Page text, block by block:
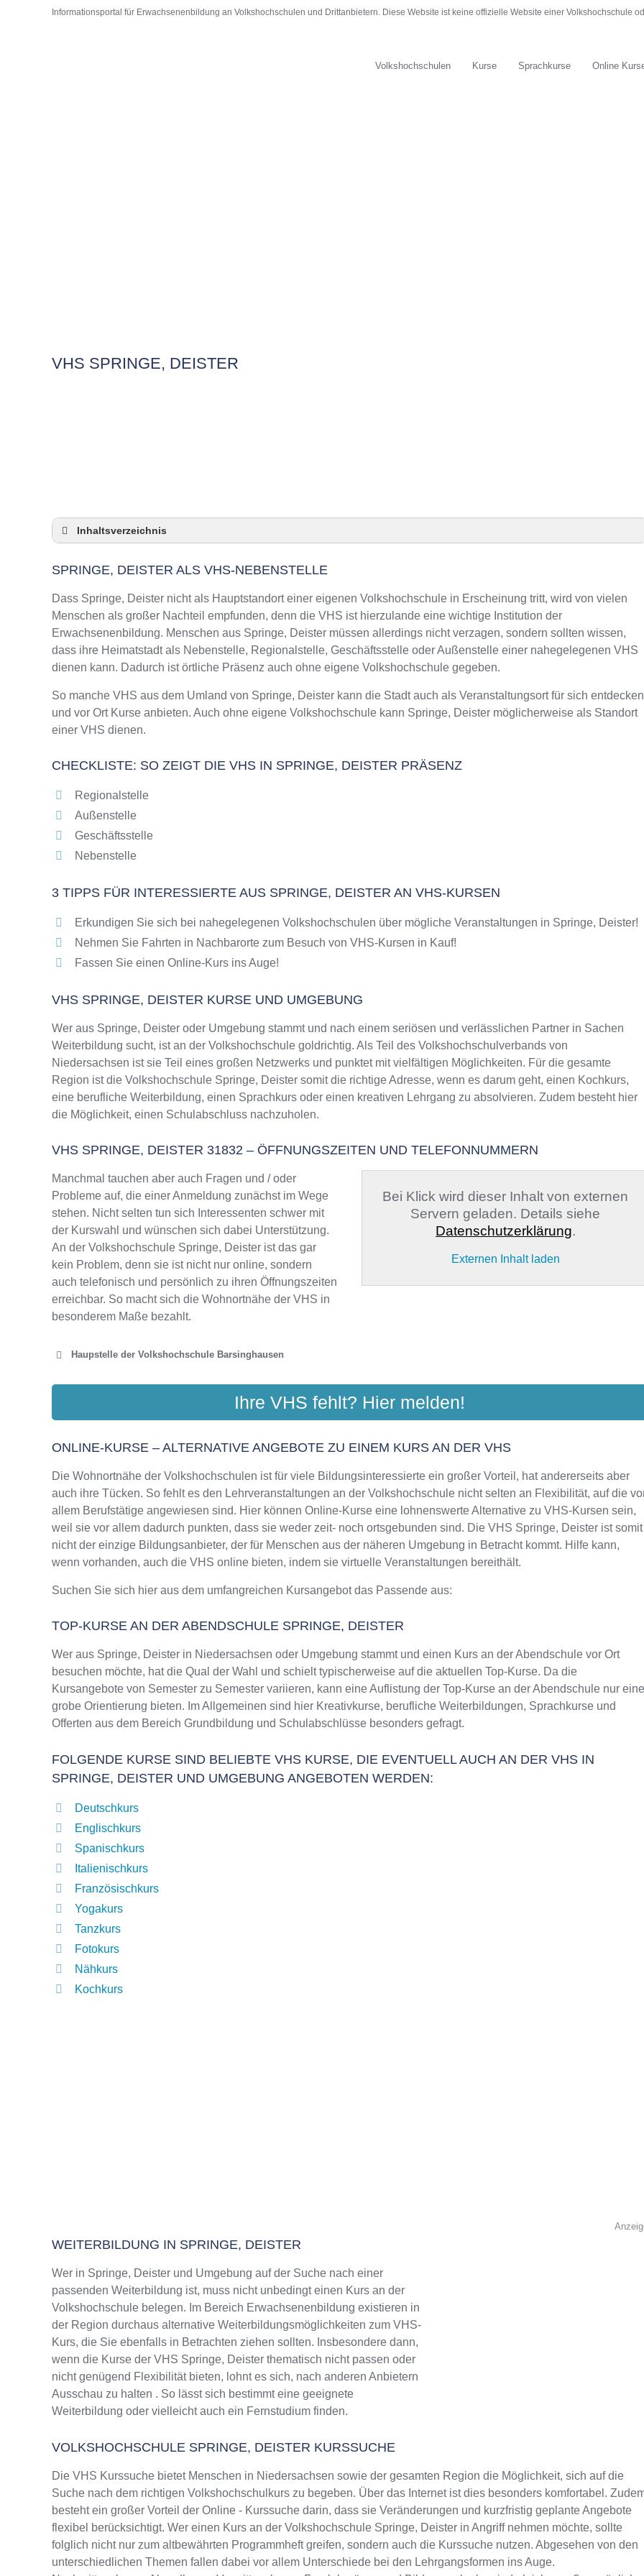
Informationsportal für Erwachsenenbildung an Volkshochschulen und Drittanbietern. Diese Website ist keine offizielle Website einer Volkshochschule
Volkshochschulen Kurse Sprachkurse Online
VHS SPRINGE, DEISTER
Inhaltsverzeichnis
Checkliste: So zeigt die VHS in Springe, Deister Präsenz
3 Tipps für Interessierte aus Springe, Deister an VHS-Kursen
VHS Springe, Deister Kurse und Umgebung
VHS Springe, Deister – Öffnungszeiten und Telefonnummer
Online-Kurse – Alternative Angebote zu einem Kurs an der VHS
Top-Kurse an der Abendschule Springe, Deister
Weiterbildung in Springe, Deister
VHS Springe, Deister Programm 2025 / 2026
SPRINGE, DEISTER ALS VHS-NEBENSTELLE
Dass Springe, Deister nicht als Hauptstandort einer eigenen Volkshochschule in Erscheinung tritt, wird von vielen
Menschen als großer Nachteil empfunden, denn die VHS ist hierzulande eine wichtige Institution der
Erwachsenenbildung. Menschen aus Springe, Deister müssen allerdings nicht verzagen, sondern sollten wissen,
dass ihre Heimatstadt als Nebenstelle, Regionalstelle, Geschäftsstelle oder Außenstelle einer nahegelegenen VHS
dienen kann. Dadurch ist örtliche Präsenz auch ohne eigene Volkshochschule gegeben.
So manche VHS aus dem Umland von Springe, Deister kann die Stadt auch als Veranstaltungsort für sich entdecken
und vor Ort Kurse anbieten. Auch ohne eigene Volkshochschule kann Springe, Deister möglicherweise als Standort
einer VHS dienen.
CHECKLISTE: SO ZEIGT DIE VHS IN SPRINGE, DEISTER PRÄSENZ
Regionalstelle
Außenstelle
Geschäftsstelle
Nebenstelle
3 TIPPS FÜR INTERESSIERTE AUS SPRINGE, DEISTER AN VHS-KURSEN
Erkundigen Sie sich bei nahegelegenen Volkshochschulen über mögliche Veranstaltungen in Springe, Deister!
Nehmen Sie Fahrten in Nachbarorte zum Besuch von VHS-Kursen in Kauf!
Fassen Sie einen Online-Kurs ins Auge!
VHS SPRINGE, DEISTER KURSE UND UMGEBUNG
Wer aus Springe, Deister oder Umgebung stammt und nach einem seriösen und verlässlichen Partner in Sachen
Weiterbildung sucht, ist an der Volkshochschule goldrichtig. Als Teil des Volkshochschulverbands von
Niedersachsen ist sie Teil eines großen Netzwerks und punktet mit vielfältigen Möglichkeiten. Für die gesamte
Region ist die Volkshochschule Springe, Deister somit die richtige Adresse, wenn es darum geht, einen Kochkurs,
eine berufliche Weiterbildung, einen Sprachkurs oder einen kreativen Lehrgang zu absolvieren. Zudem besteht hier
die Möglichkeit, einen Schulabschluss nachzuholen.
VHS SPRINGE, DEISTER 31832 – ÖFFNUNGSZEITEN UND TELEFONNUMMERN
Manchmal tauchen aber auch Fragen und / oder
Probleme auf, die einer Anmeldung zunächst im Wege
stehen. Nicht selten tun sich Interessenten schwer mit
der Kurswahl und wünschen sich dabei Unterstützung.
An der Volkshochschule Springe, Deister ist das gar
kein Problem, denn sie ist nicht nur online, sondern
auch telefonisch und persönlich zu ihren Öffnungszeiten
erreichbar. So macht sich die Wohnortnähe der VHS in
besonderem Maße bezahlt.
Bei Klick wird dieser Inhalt von externen
Servern geladen. Details siehe
Datenschutzerklärung.
Externen Inhalt laden
Haupstelle der Volkshochschule Barsinghausen
VHS CALENBERGER LAND
Ihre VHS fehlt? Hier melden!
ONLINE-KURSE – ALTERNATIVE ANGEBOTE ZU EINEM KURS AN DER VHS
Die Wohnortnähe der Volkshochschulen ist für viele Bildungsinteressierte ein großer Vorteil, hat andererseits aber
auch ihre Tücken. So fehlt es den Lehrveranstaltungen an der Volkshochschule nicht selten an Flexibilität, auf die
allem Berufstätige angewiesen sind. Hier können Online-Kurse eine lohnenswerte Alternative zu VHS-Kursen sein,
weil sie vor allem dadurch punkten, dass sie weder zeit- noch ortsgebunden sind. Die VHS Springe, Deister ist somit
nicht der einzige Bildungsanbieter, der für Menschen aus der näheren Umgebung in Betracht kommt. Hilfe kann,
wenn vorhanden, auch die VHS online bieten, indem sie virtuelle Veranstaltungen bereithält.
Suchen Sie sich hier aus dem umfangreichen Kursangebot das Passende aus:
TOP-KURSE AN DER ABENDSCHULE SPRINGE, DEISTER
Wer aus Springe, Deister in Niedersachsen oder Umgebung stammt und einen Kurs an der Abendschule vor Ort
besuchen möchte, hat die Qual der Wahl und schielt typischerweise auf die aktuellen Top-Kurse. Da die
Kursangebote von Semester zu Semester variieren, kann eine Auflistung der Top-Kurse an der Abendschule nur eine
grobe Orientierung bieten. Im Allgemeinen sind hier Kreativkurse, berufliche Weiterbildungen, Sprachkurse und
Offerten aus dem Bereich Grundbildung und Schulabschlüsse besonders gefragt.
FOLGENDE KURSE SIND BELIEBTE VHS KURSE, DIE EVENTUELL AUCH AN DER VHS IN
SPRINGE, DEISTER UND UMGEBUNG ANGEBOTEN WERDEN:
Deutschkurs
Englischkurs
Spanischkurs
Italienischkurs
Französischkurs
Yogakurs
Tanzkurs
Fotokurs
Nähkurs
Kochkurs
WEITERBILDUNG IN SPRINGE, DEISTER
Wer in Springe, Deister und Umgebung auf der Suche nach einer
passenden Weiterbildung ist, muss nicht unbedingt einen Kurs an der
Volkshochschule belegen. Im Bereich Erwachsenenbildung existieren in
der Region durchaus alternative Weiterbildungsmöglichkeiten zum VHS-
Kurs, die Sie ebenfalls in Betrachten ziehen sollten. Insbesondere dann,
wenn die Kurse der VHS Springe, Deister thematisch nicht passen oder
nicht genügend Flexibilität bieten, lohnt es sich, nach anderen Anbietern
Ausschau zu halten . So lässt sich bestimmt eine geeignete
Weiterbildung oder vielleicht auch ein Fernstudium finden.
VOLKSHOCHSCHULE SPRINGE, DEISTER KURSSUCHE
Die VHS Kurssuche bietet Menschen in Niedersachsen sowie der gesamten Region die Möglichkeit, sich auf die
Suche nach dem richtigen Volkshochschulkurs zu begeben. Über das Internet ist dies besonders komfortabel.
besteht ein großer Vorteil der Online - Kurssuche darin, dass sie Veränderungen und kurzfristig geplante Angebote
flexibel berücksichtigt. Wer einen Kurs an der Volkshochschule Springe, Deister in Angriff nehmen möchte, sollte
folglich nicht nur zum altbewährten Programmheft greifen, sondern auch die Kurssuche nutzen. Abgesehen von den
unterschiedlichen Themen fallen dabei vor allem Unterschiede bei den Lehrgangsformen ins Auge.